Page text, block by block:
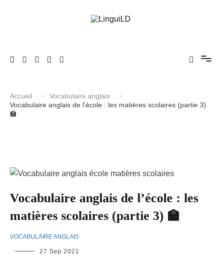
Accueil
Vocabulaire anglais
Vocabulaire anglais de l’école : les matières scolaires (partie 3)
🏫
Vocabulaire anglais de l’école : les
matières scolaires (partie 3) 🏫
VOCABULAIRE ANGLAIS
LinguiLD 27 Sep 2021